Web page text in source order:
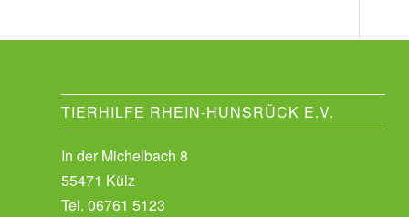
TIERHILFE RHEIN-HUNSRÜCK E.V.
In der Michelbach 8
55471 Külz
Tel. 06761 5123